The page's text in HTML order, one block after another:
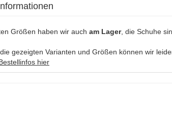
Größen haben wir auch am Lager, die Schuhe
gezeigten Varianten und Größen können wir
hier